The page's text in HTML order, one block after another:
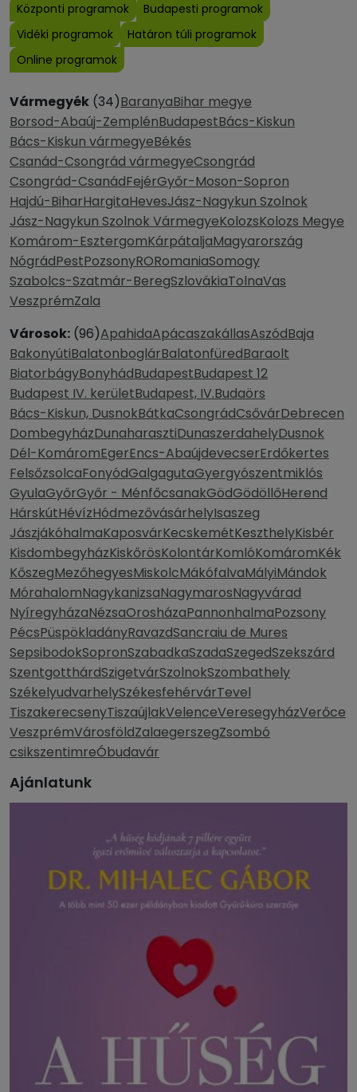
Központi programok
Budapesti programok
Vidéki programok
Határon túli programok
Online programok
Vármegyék (34)BaranyaBihar megye
Borsod-Abaúj-ZemplénBudapestBács-Kiskun
Bács-Kiskun vármegyeBékés
Csanád-Csongrád vármegyeCsongrád
Csongrád-CsanádFejérGyőr-Moson-Sopron
Hajdú-BiharHargitaHevesJász-Nagykun Szolnok
Jász-Nagykun Szolnok VármegyeKolozsKolozs Megye
Komárom-EsztergomKárpátaljaMagyarország
NógrádPestPozsonyRORomaniaSomogy
Szabolcs-Szatmár-BeregSzlovákiaTolnaVas
VeszprémZala
Városok: (96)ApahidaApácaszakállasAszódBaja
BakonyútiBalatonboglárBalatonfüredBaraolt
BiatorbágyBonyhádBudapestBudapest 12
Budapest IV. kerületBudapest, IV.Budaörs
Bács-Kiskun, DusnokBátkaCsongrádCsővárDebrecen
DombegyházDunaharasztiDunaszerdahelyDusnok
Dél-KomáromEgerEncs-AbaújdevecserErdőkertes
FelsőzsolcaFonyódGalgagutaGyergyószentmiklós
GyulaGyőrGyőr - MénfőcsanakGödGödöllőHerend
HárskútHévízHódmezővásárhelyIsaszeg
JászjákóhalmaKaposvárKecskemétKeszthelyKisbér
KisdombegyházKiskőrösKolontárKomlóKomáromKék
KőszegMezőhegyesMiskolcMákófalvaMályiMándok
MórahalomNagykanizsaNagymarosNagyvárad
NyíregyházaNézsaOrosházaPannonhalmaPozsony
PécsPüspökladányRavazdSancraiu de Mures
SepsibodokSopronSzabadkaSzadaSzegedSzekszárd
SzentgotthárdSzigetvárSzolnokSzombathely
SzékelyudvarhelySzékesfehérvárTevel
TiszakerecsenyTiszaújlakVelenceVeresegyházVerőce
VeszprémVárosföldZalaegerszegZsombó
csikszentimreÓbudavár
Ajánlatunk